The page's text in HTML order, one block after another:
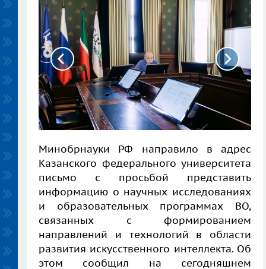
Минобрнауки РФ направило в адрес
Казанского федерального университета
письмо с просьбой представить
информацию о научных исследованиях
и образовательных программах ВО,
связанных с формированием
направлений и технологий в области
развития искусственного интеллекта. Об
этом сообщил на сегодняшнем